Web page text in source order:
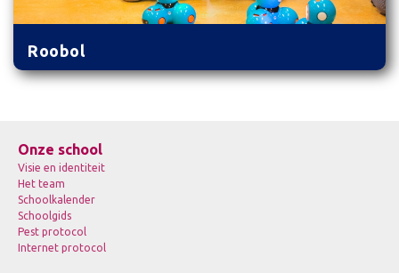
Roobol
Onze school
Visie en identiteit
Het team
Schoolkalender
Schoolgids
Pest protocol
Internet protocol